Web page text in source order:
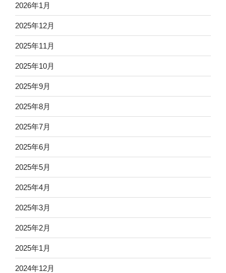
2026年1月
2025年12月
2025年11月
2025年10月
2025年9月
2025年8月
2025年7月
2025年6月
2025年5月
2025年4月
2025年3月
2025年2月
2025年1月
2024年12月